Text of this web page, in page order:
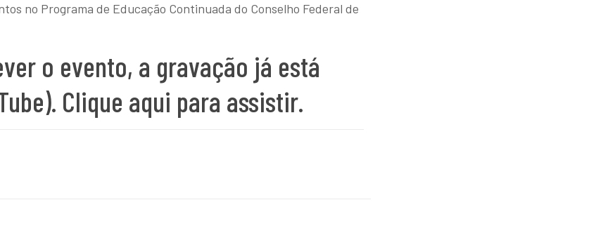
no Programa de Educação Continuada do Conselho Federal de
o evento, a gravação já está
Clique aqui para assistir.